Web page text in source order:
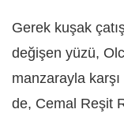
Gerek kuşak
değişen yüzü,
manzarayla karşı
de, Cemal Reşit